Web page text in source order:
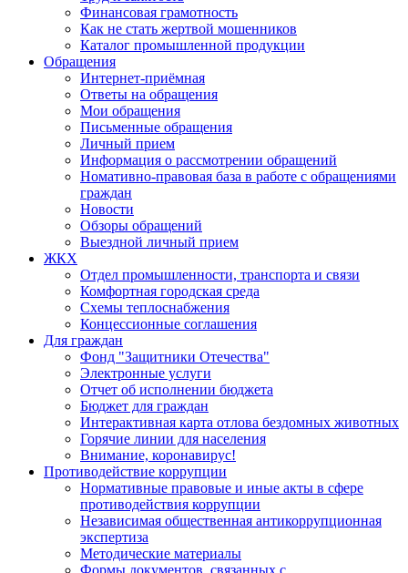
Финансовая грамотность
Как не стать жертвой мошенников
Каталог промышленной продукции
Обращения
Интернет-приёмная
Ответы на обращения
Мои обращения
Письменные обращения
Личный прием
Информация о рассмотрении обращений
Номативно-правовая база в работе с обращениями
граждан
Новости
Обзоры обращений
Выездной личный прием
ЖКХ
Отдел промышленности, транспорта и связи
Комфортная городская среда
Схемы теплоснабжения
Концессионные соглашения
Для граждан
Фонд "Защитники Отечества"
Электронные услуги
Отчет об исполнении бюджета
Бюджет для граждан
Интерактивная карта отлова бездомных животных
Горячие линии для населения
Внимание, коронавирус!
Противодействие коррупции
Нормативные правовые и иные акты в сфере
противодействия коррупции
Независимая общественная антикоррупционная
экспертиза
Методические материалы
Формы документов, связанных с